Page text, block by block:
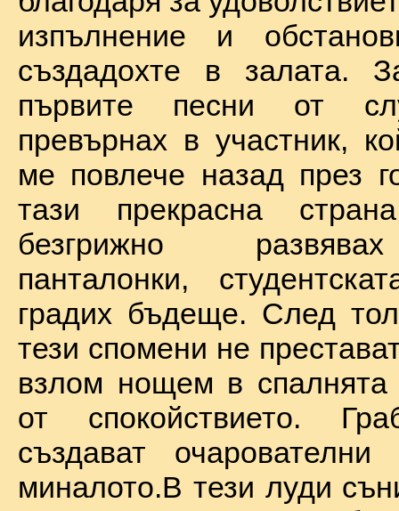
изпълнение и
създадохте в залата.
първите песни от
превърнах в участник,
ме повлече назад през
тази прекрасна
безгрижно
панталонки,
градих бъдеще. След
тези спомени не
взлом нощем в спалнята
от спокойствието.
създават
миналото.В тези луди